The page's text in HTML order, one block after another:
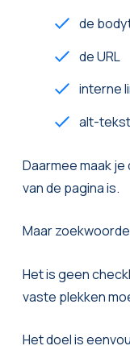
de
de URL
interne
alt-
Daarmee maak
van de pagina is.
Maar
Het is geen
vaste plekken
Het doel is